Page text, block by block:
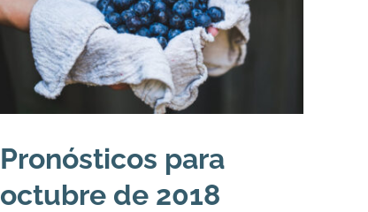
Pronósticos para
octubre de 2018